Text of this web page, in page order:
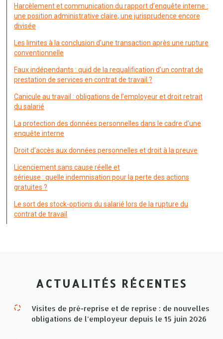
Harcèlement et communication du rapport d’enquête interne :
une position administrative claire, une jurisprudence encore
divisée
Les limites à la conclusion d’une transaction après une rupture
conventionnelle
Faux indépendants : quid de la requalification d’un contrat de
prestation de services en contrat de travail ?
Canicule au travail : obligations de l’employeur et droit retrait
du salarié
La protection des données personnelles dans le cadre d’une
enquête interne
Droit d’accès aux données personnelles et droit à la preuve
Licenciement sans cause réelle et
sérieuse : quelle indemnisation pour la perte des actions
gratuites ?
Le sort des stock-options du salarié lors de la rupture du
contrat de travail
ACTUALITÉS RÉCENTES
Visites de pré-reprise et de reprise : de nouvelles
obligations de l’employeur depuis le 15 juin 2026